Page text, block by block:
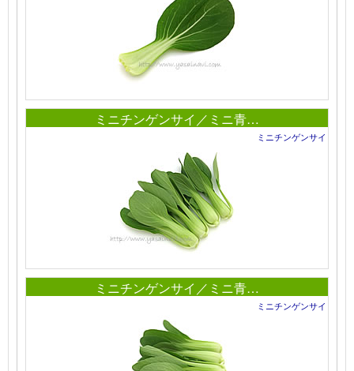
ミニチンゲンサイ／ミニ青…
ミニチンゲンサイ
ミニチンゲンサイ／ミニ青…
ミニチンゲンサイ